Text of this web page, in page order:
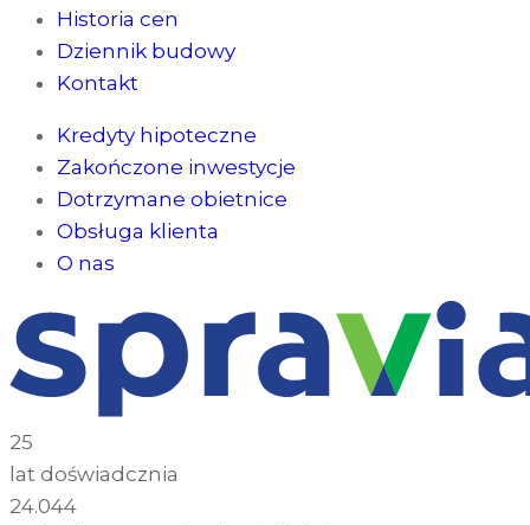
Historia cen
Dziennik budowy
Kontakt
Kredyty hipoteczne
Zakończone inwestycje
Dotrzymane obietnice
Obsługa klienta
O nas
25
lat doświadcznia
24.044